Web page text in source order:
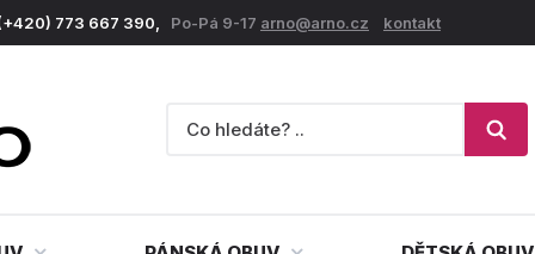
773 667 390, Po-Pá 9-17 arno@arno.cz kontakt